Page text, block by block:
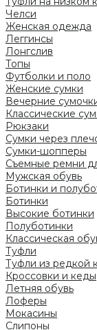
Челси
Женская одежда
Леггинсы
Лонгслив
Топы
Футболки и поло
Женские сумки
Вечерние
Классические
Рюкзаки
Сумки через
Сумки-шопперы
Съемные ремни
Мужская обувь
Ботинки и
Ботинки
Высокие ботинки
Полуботинки
Классическая
Туфли
Туфли из редкой
Кроссовки и кеды
Летняя обувь
Лоферы
Мокасины
Слипоны